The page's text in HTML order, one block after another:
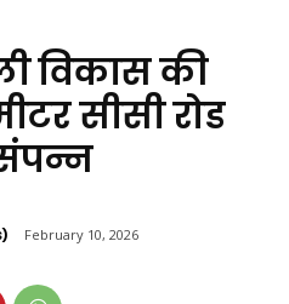
विकास की
सीसी रोड
February 10, 2026